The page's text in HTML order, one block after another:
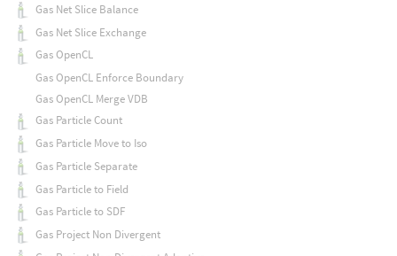
Gas Net Slice Balance
Gas Net Slice Exchange
Gas OpenCL
Gas OpenCL Enforce Boundary
Gas OpenCL Merge VDB
Gas Particle Count
Gas Particle Move to Iso
Gas Particle Separate
Gas Particle to Field
Gas Particle to SDF
Gas Project Non Divergent